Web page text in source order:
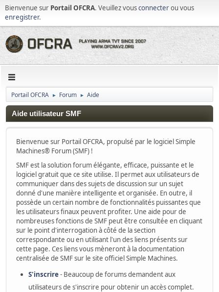
Bienvenue sur Portail OFCRA. Veuillez vousconnecterou vous
enregistrer.
Portail OFCRA ► Forum ► Aide
Aide utilisateur SMF
Bienvenue sur Portail OFCRA, propulsé par le logiciel Simple
Machines® Forum (SMF) !
SMF est la solution forum élégante, efficace, puissante et le
logiciel gratuit que ce site utilise. Il permet aux utilisateurs de
communiquer dans des sujets de discussion sur un sujet
donné d'une manière intelligente et organisée. En outre, il
possède un certain nombre de fonctionnalités puissantes que
les utilisateurs finaux peuvent profiter. Une aide pour de
nombreuses fonctions de SMF peut être consultée en cliquant
sur le point d'interrogation à côté de la section
correspondante ou en utilisant l'un des liens présents sur
cette page. Ces liens vous mèneront à la documentation
centralisée de SMF sur le site officiel Simple Machines.
S'inscrire- Beaucoup de forums demandent aux
utilisateurs de s'inscrire pour obtenir un accès complet.